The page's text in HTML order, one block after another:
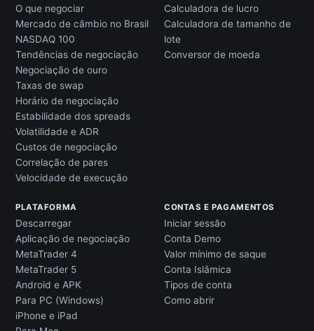
O que negociar
Mercado de câmbio no Brasil
NASDAQ 100
Tendências de negociação
Negociação de ouro
Taxas de swap
Horário de negociação
Estabilidade dos spreads
Volatilidade e ADR
Custos de negociação
Correlação de pares
Velocidade de execução
Calculadora de lucro
Calculadora de tamanho de
lote
Conversor de moeda
PLATAFORMA
Descarregar
Aplicação de negociação
MetaTrader 4
MetaTrader 5
Android e APK
Para PC (Windows)
iPhone e iPad
CONTAS E PAGAMENTOS
Iniciar sessão
Conta Demo
Valor mínimo de saque
Conta Islâmica
Tipos de conta
Como abrir